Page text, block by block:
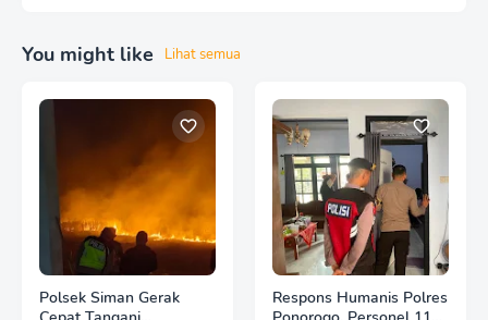
You might like Lihat semua
Polsek Siman Gerak
Respons Humanis Polres